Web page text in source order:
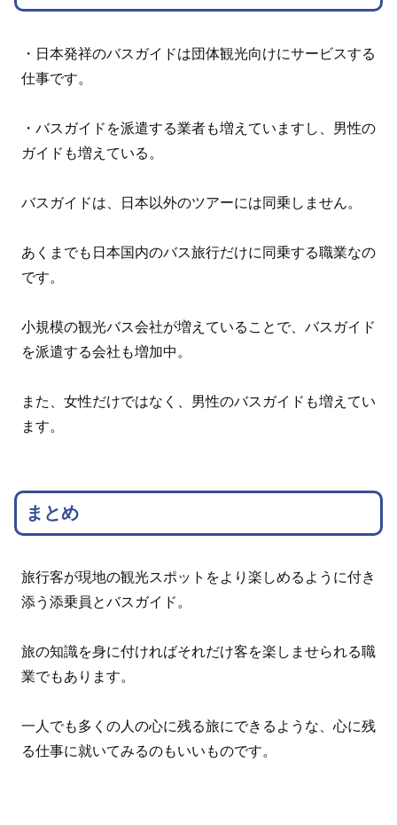
・日本発祥のバスガイドは団体観光向けにサービスする
仕事です。
・バスガイドを派遣する業者も増えていますし、男性の
ガイドも増えている。
バスガイドは、日本以外のツアーには同乗しません。
あくまでも日本国内のバス旅行だけに同乗する職業なの
です。
小規模の観光バス会社が増えていることで、バスガイド
を派遣する会社も増加中。
また、女性だけではなく、男性のバスガイドも増えてい
ます。
まとめ
旅行客が現地の観光スポットをより楽しめるように付き
添う添乗員とバスガイド。
旅の知識を身に付ければそれだけ客を楽しませられる職
業でもあります。
一人でも多くの人の心に残る旅にできるような、心に残
る仕事に就いてみるのもいいものです。